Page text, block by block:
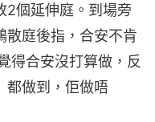
2個延伸庭。到場旁
散庭後指，合安不肯
得合安沒打算做，反
都做到，佢做唔